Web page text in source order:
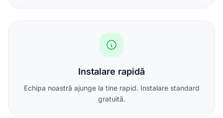
Instalare rapidă
Echipa noastră ajunge la tine rapid. Instalare standard
gratuită.